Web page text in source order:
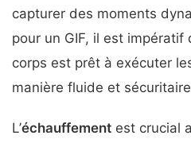
capturer des moments
pour un GIF, il est impératif
corps est prêt à exécuter
manière fluide et
L’échauffement est crucial